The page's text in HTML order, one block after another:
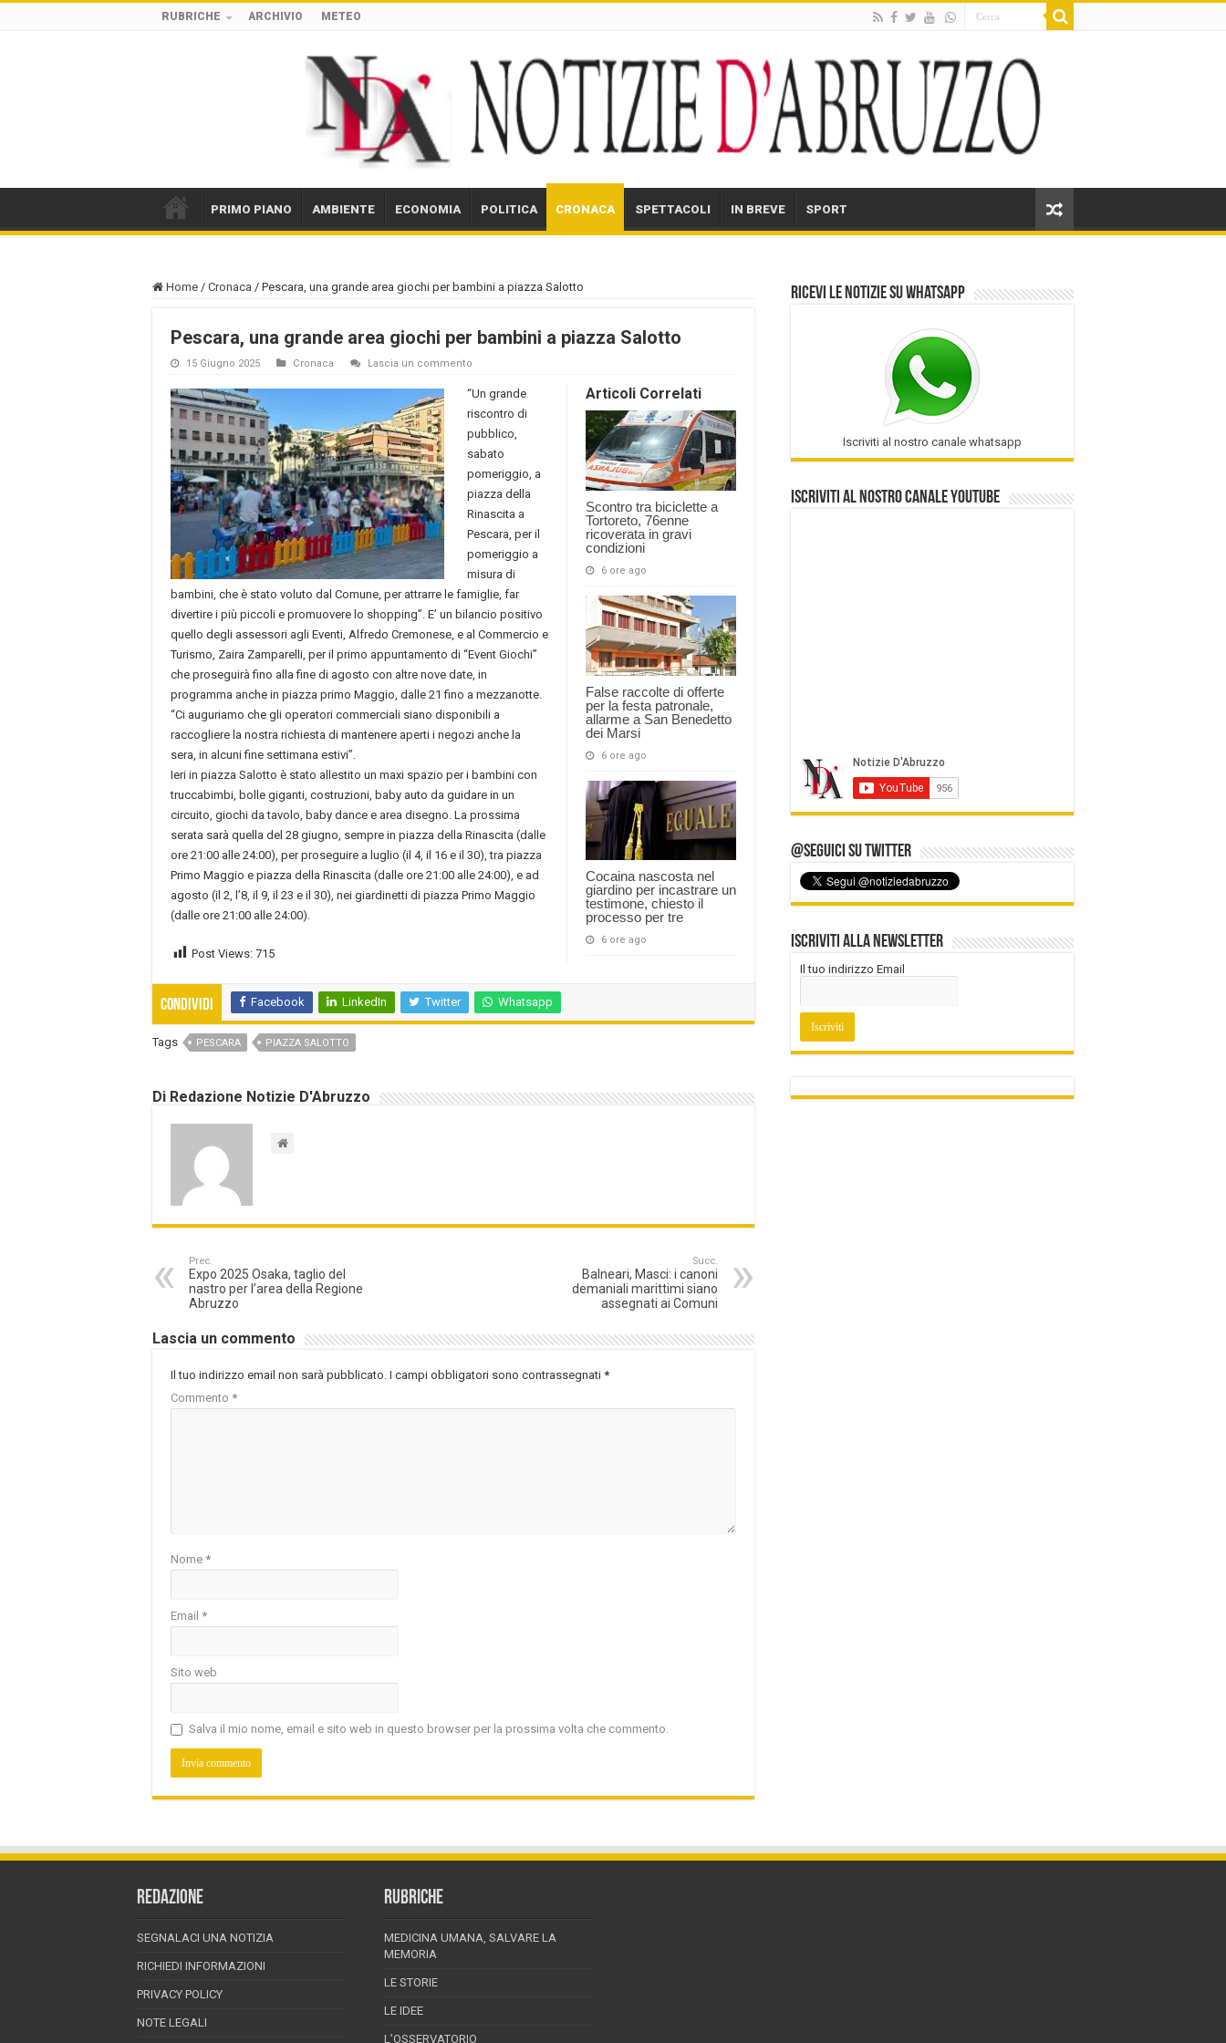
RUBRICHE ARCHIVIO METEO
PRIMO PIANO AMBIENTE ECONOMIA POLITICA CRONACA SPETTACOLI IN BREVE SPORT
Home / Cronaca / Pescara, una grande area giochi per bambini a piazza Salotto
Pescara, una grande area giochi per bambini a piazza Salotto
15 Giugno 2025 Cronaca Lascia un commento
Articoli Correlati
Scontro tra biciclette a
Tortoreto, 76enne
ricoverata in gravi
condizioni
6 ore ago
False raccolte di offerte
per la festa patronale,
allarme a San Benedetto
dei Marsi
6 ore ago
Cocaina nascosta nel
giardino per incastrare un
testimone, chiesto il
processo per tre
6 ore ago
“Un grande
riscontro di
pubblico,
sabato
pomeriggio, a
piazza della
Rinascita a
Pescara, per il
pomeriggio a
misura di
bambini, che è stato voluto dal Comune, per attrarre le famiglie, far
divertire i più piccoli e promuovere lo shopping”. E’ un bilancio positivo
quello degli assessori agli Eventi, Alfredo Cremonese, e al Commercio e
Turismo, Zaira Zamparelli, per il primo appuntamento di “Event Giochi”
che proseguirà fino alla fine di agosto con altre nove date, in
programma anche in piazza primo Maggio, dalle 21 fino a mezzanotte.
“Ci auguriamo che gli operatori commerciali siano disponibili a
raccogliere la nostra richiesta di mantenere aperti i negozi anche la
sera, in alcuni fine settimana estivi”.
Ieri in piazza Salotto è stato allestito un maxi spazio per i bambini con
truccabimbi, bolle giganti, costruzioni, baby auto da guidare in un
circuito, giochi da tavolo, baby dance e area disegno. La prossima
serata sarà quella del 28 giugno, sempre in piazza della Rinascita (dalle
ore 21:00 alle 24:00), per proseguire a luglio (il 4, il 16 e il 30), tra piazza
Primo Maggio e piazza della Rinascita (dalle ore 21:00 alle 24:00), e ad
agosto (il 2, l’8, il 9, il 23 e il 30), nei giardinetti di piazza Primo Maggio
(dalle ore 21:00 alle 24:00).
Post Views: 715
Condividi Facebook LinkedIn Twitter Whatsapp
Tags PESCARA PIAZZA SALOTTO
Di Redazione Notizie D'Abruzzo
Prec.
Expo 2025 Osaka, taglio del
nastro per l’area della Regione
Abruzzo
Succ.
Balneari, Masci: i canoni
demaniali marittimi siano
assegnati ai Comuni
Lascia un commento
Il tuo indirizzo email non sarà pubblicato. I campi obbligatori sono contrassegnati *
Commento *
Nome *
Email *
Sito web
Salva il mio nome, email e sito web in questo browser per la prossima volta che commento.
Ricevi le notizie su Whatsapp
Iscriviti al nostro canale whatsapp
Iscriviti al nostro Canale Youtube
@Seguici su Twitter
Iscriviti alla Newsletter
Il tuo indirizzo Email
REDAZIONE
SEGNALACI UNA NOTIZIA
RICHIEDI INFORMAZIONI
PRIVACY POLICY
NOTE LEGALI
RUBRICHE
MEDICINA UMANA, SALVARE LA
MEMORIA
LE STORIE
LE IDEE
L’OSSERVATORIO